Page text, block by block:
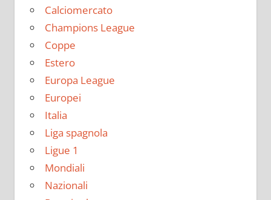
Calciomercato
Champions League
Coppe
Estero
Europa League
Europei
Italia
Liga spagnola
Ligue 1
Mondiali
Nazionali